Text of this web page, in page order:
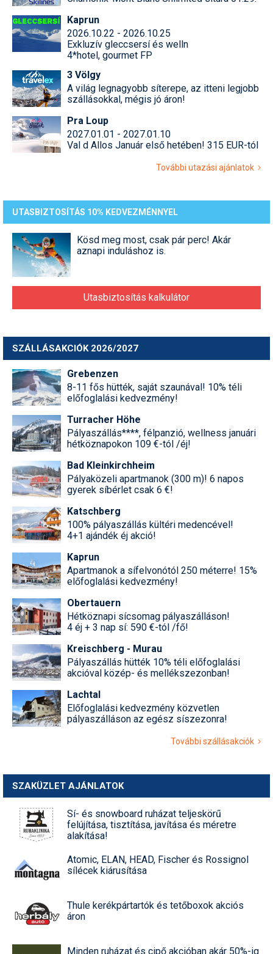
Kaprun
2026.10.22 - 2026.10.25
Exkluzív gleccsersí és welln
4*hotel, gourmet FP
3 Völgy
A világ legnagyobb síterepe, az itteni legjobb
szállásokkal, mégis jó áron!
Pra Loup
2027.01.01 - 2027.01.10
Val d Allos Január első hetében! 315 EUR-tól
További utazási ajánlatok
UTASBIZTOSÍTÁS 10% KEDVEZMÉNNYEL
Kösd meg most, csak pár perc! Akár
aznapi induláshoz is.
Utasbiztosítás kalkulátor
SZÁLLÁSAKCIÓK 2026/2027
Grebenzen
8-11 fős hütték, saját szaunával! 10% téli
előfoglalási kedvezmény!
Turracher Höhe
Pályaszállás****, félpanzió, wellness januári
hétköznapokon 109 €-tól /éj!
Bad Kleinkirchheim
Pályaközeli apartmanok (300 m)! 6 napos
gyerek síbérlet csak 6 €!
Katschberg
100% pályaszállás kültéri medencével!
4+1 ajándék éj akció!
Kaprun
Apartmanok a sífelvonótól 250 méterre! 15%
előfoglalási kedvezmény!
Obertauern
Hétköznapi sícsomag pályaszálláson!
4 éj + 3 nap sí: 590 €-tól /fő!
Kreischberg - Murau
Pályaszállás hütték 10% téli előfoglalási
akcióval közép- és mellékszezonban!
Lachtal
Előfoglalási kedvezmény közvetlen
pályaszálláson az egész síszezonra!
További szállásakciók
SZAKÜZLET AJÁNLATOK
Sí- és snowboard ruházat teljeskörű
felújítása, tisztítása, javítása és méretre
alakítása!
Atomic, ELAN, HEAD, Fischer és Rossignol
sílécek kiárusítása
Thule kerékpártartók és tetőboxok akciós
áron
Minden ruházat és cipő akcióban akár 50%-ig